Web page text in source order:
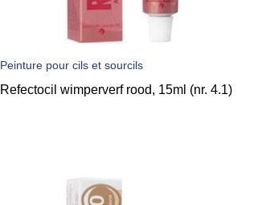
Peinture pour cils et sourcils
Refectocil wimperverf rood, 15ml (nr. 4.1)